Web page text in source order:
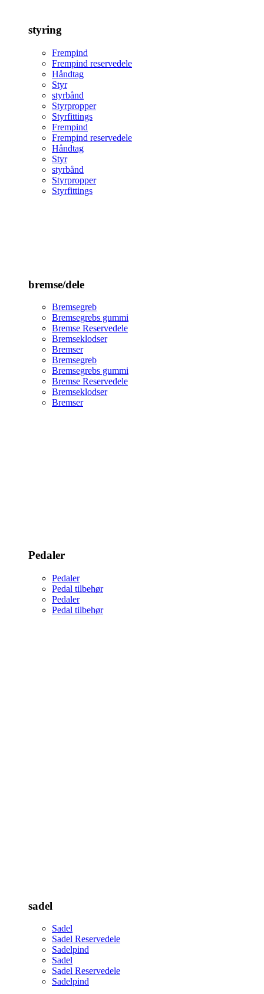
styring
Frempind
Frempind reservedele
Håndtag
Styr
styrbånd
Styrpropper
Styrfittings
Frempind
Frempind reservedele
Håndtag
Styr
styrbånd
Styrpropper
Styrfittings
bremse/dele
Bremsegreb
Bremsegrebs gummi
Bremse Reservedele
Bremseklodser
Bremser
Bremsegreb
Bremsegrebs gummi
Bremse Reservedele
Bremseklodser
Bremser
Pedaler
Pedaler
Pedal tilbehør
Pedaler
Pedal tilbehør
sadel
Sadel
Sadel Reservedele
Sadelpind
Sadel
Sadel Reservedele
Sadelpind